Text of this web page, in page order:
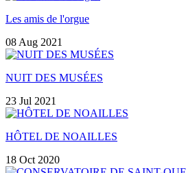
Les amis de l'orgue
08 Aug 2021
NUIT DES MUSÉES
23 Jul 2021
HÔTEL DE NOAILLES
18 Oct 2020